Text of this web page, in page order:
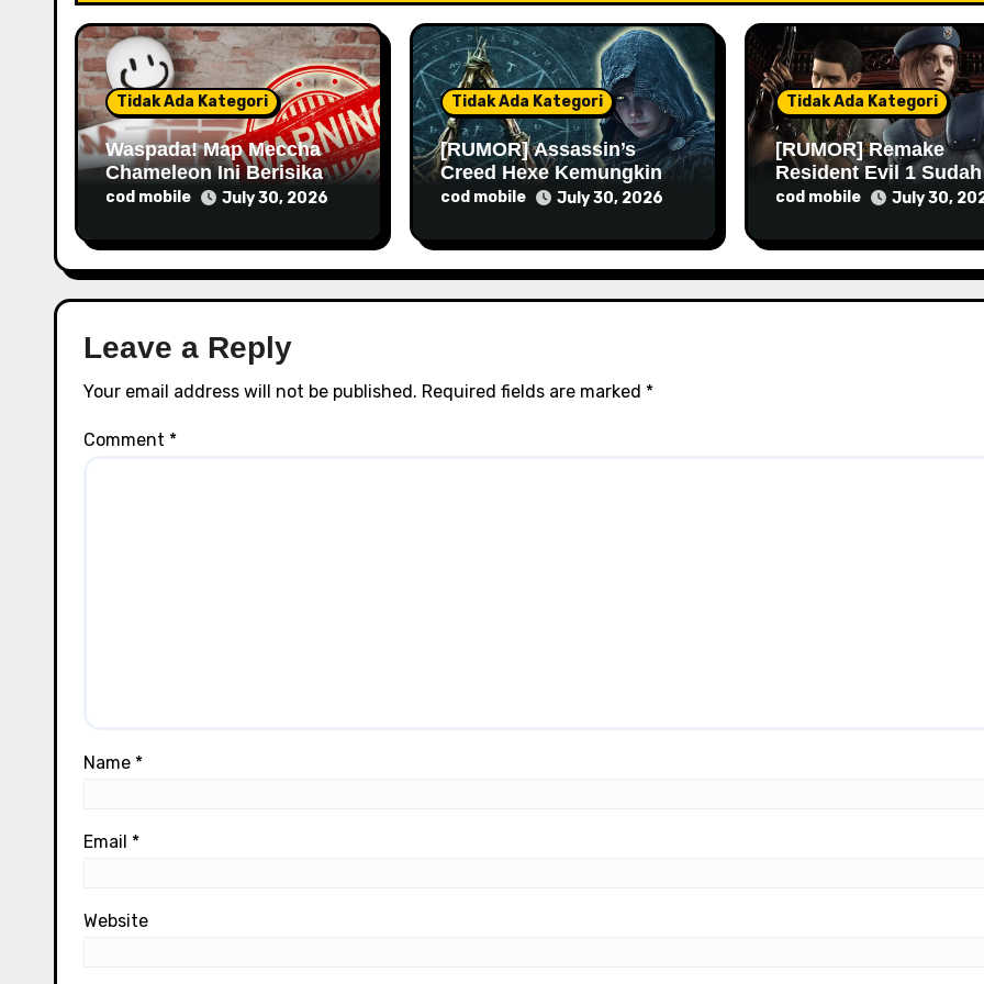
t
i
o
n
Tidak Ada Kategori
Waspada! Map Meccha
Chameleon Ini Berisikan
Malware
cod mobile July 30, 2026
Tidak Ada Kategori
[RUMOR] Assassin’s
Creed Hexe Kemungkinan
Rilis Lebih Lama Lagi
cod mobile July 30, 2026
Tidak Ada Kategori
[RUMOR] Remake
Resident Evil 1 Sudah
Masuk Tahap Pre-
Lalu
cod mobile July 30,
Leave a Reply
Your email address will not be published. Required fields are marked *
Comment *
Name *
Email *
Website